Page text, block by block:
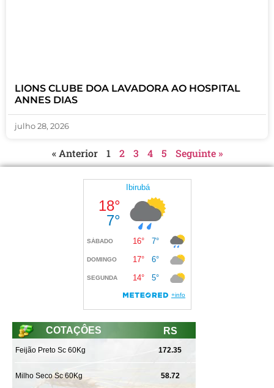
LIONS CLUBE DOA LAVADORA AO HOSPITAL
ANNES DIAS
julho 28, 2026
« Anterior 1 2 3 4 5 Seguinte »